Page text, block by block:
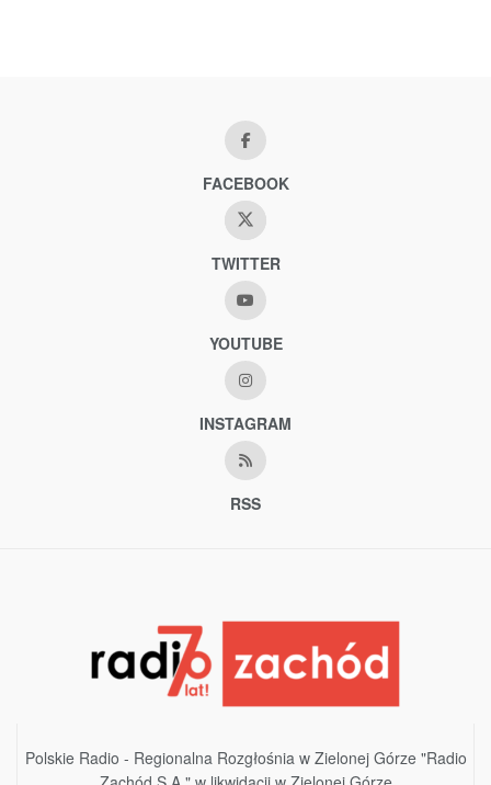
FACEBOOK
TWITTER
YOUTUBE
INSTAGRAM
RSS
Polskie Radio - Regionalna Rozgłośnia w Zielonej Górze "Radio